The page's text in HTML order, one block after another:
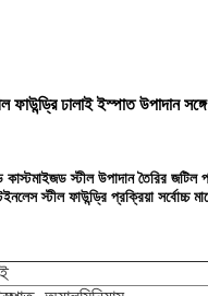
ঢালাই ইস্পাত উপাদান সঙ্গে
স্টীল উপাদান তৈরির জটিল
স্টীল ফাউন্ড্রি প্রক্রিয়া সর্বোচ্চ